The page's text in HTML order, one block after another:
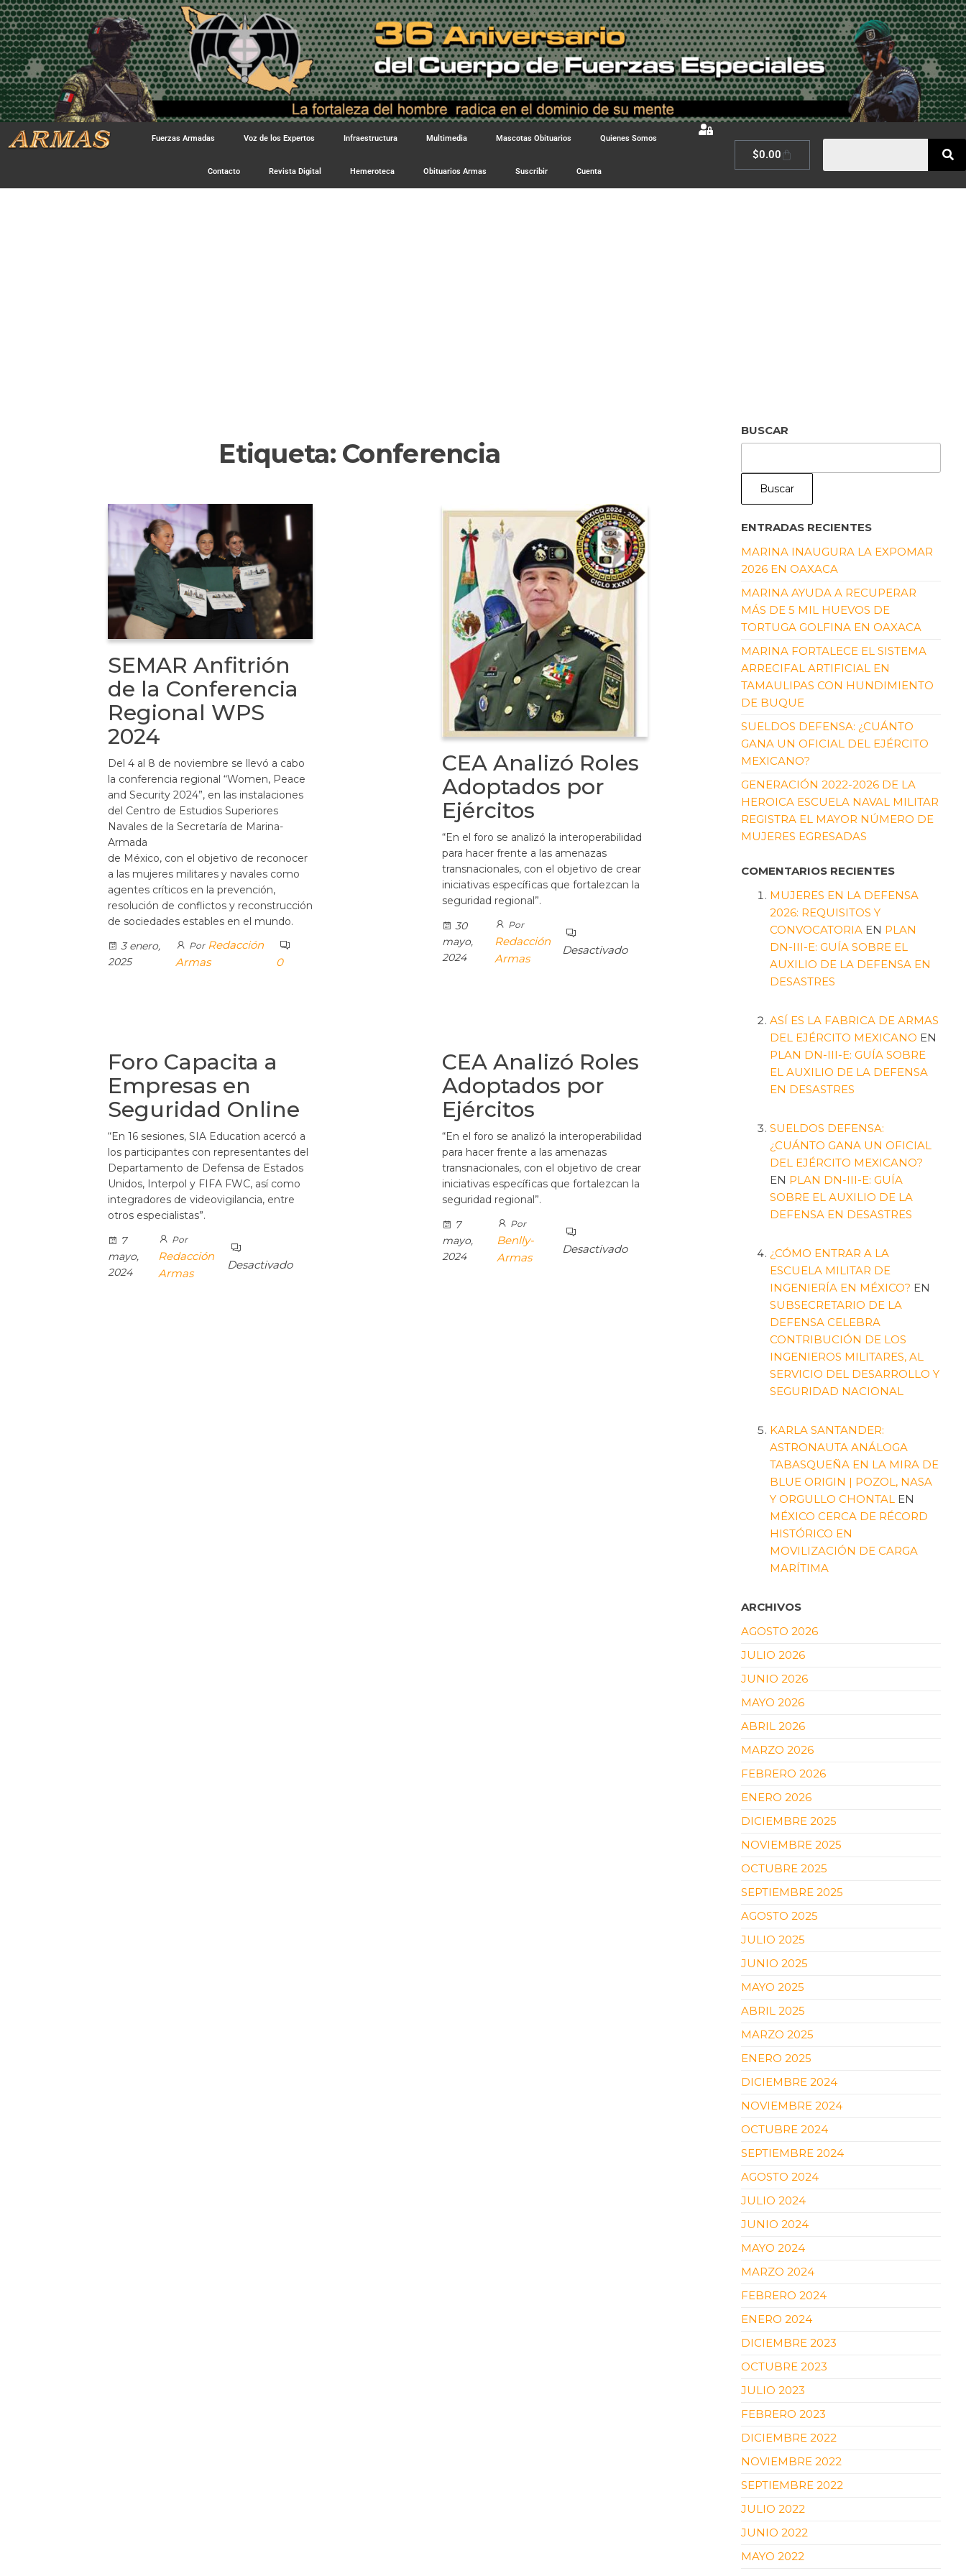
Fuerzas Armadas Voz de los Expertos Infraestructura Multimedia Mascotas Obituarios Quienes Somos
Contacto Revista Digital Hemeroteca Obituarios Armas Suscribir Cuenta
$0.00
Etiqueta: Conferencia
SEMAR Anfitrión
de la Conferencia
Regional WPS
2024
Del 4 al 8 de noviembre se llevó a cabo
la conferencia regional “Women, Peace
and Security 2024”, en las instalaciones
del Centro de Estudios Superiores
Navales de la Secretaría de Marina-
Armada
de México, con el objetivo de reconocer
a las mujeres militares y navales como
agentes críticos en la prevención,
resolución de conflictos y reconstrucción
de sociedades estables en el mundo.
3 enero,
2025
Por Redacción
Armas
0
CEA Analizó Roles
Adoptados por
Ejércitos
“En el foro se analizó la interoperabilidad
para hacer frente a las amenazas
transnacionales, con el objetivo de crear
iniciativas específicas que fortalezcan la
seguridad regional”.
30
mayo,
2024
Por
Redacción
Armas
Desactivado
Foro Capacita a
Empresas en
Seguridad Online
“En 16 sesiones, SIA Education acercó a
los participantes con representantes del
Departamento de Defensa de Estados
Unidos, Interpol y FIFA FWC, así como
integradores de videovigilancia, entre
otros especialistas”.
7
mayo,
2024
Por
Redacción
Armas
Desactivado
CEA Analizó Roles
Adoptados por
Ejércitos
“En el foro se analizó la interoperabilidad
para hacer frente a las amenazas
transnacionales, con el objetivo de crear
iniciativas específicas que fortalezcan la
seguridad regional”.
7
mayo,
2024
Por
Benlly-
Armas
Desactivado
BUSCAR
Buscar
ENTRADAS RECIENTES
MARINA INAUGURA LA EXPOMAR
2026 EN OAXACA
MARINA AYUDA A RECUPERAR
MÁS DE 5 MIL HUEVOS DE
TORTUGA GOLFINA EN OAXACA
MARINA FORTALECE EL SISTEMA
ARRECIFAL ARTIFICIAL EN
TAMAULIPAS CON HUNDIMIENTO
DE BUQUE
SUELDOS DEFENSA: ¿CUÁNTO
GANA UN OFICIAL DEL EJÉRCITO
MEXICANO?
GENERACIÓN 2022-2026 DE LA
HEROICA ESCUELA NAVAL MILITAR
REGISTRA EL MAYOR NÚMERO DE
MUJERES EGRESADAS
COMENTARIOS RECIENTES
MUJERES EN LA DEFENSA
2026: REQUISITOS Y
CONVOCATORIA EN PLAN
DN-III-E: GUÍA SOBRE EL
AUXILIO DE LA DEFENSA EN
DESASTRES
ASÍ ES LA FABRICA DE ARMAS
DEL EJÉRCITO MEXICANO EN
PLAN DN-III-E: GUÍA SOBRE
EL AUXILIO DE LA DEFENSA
EN DESASTRES
SUELDOS DEFENSA:
¿CUÁNTO GANA UN OFICIAL
DEL EJÉRCITO MEXICANO?
EN PLAN DN-III-E: GUÍA
SOBRE EL AUXILIO DE LA
DEFENSA EN DESASTRES
¿CÓMO ENTRAR A LA
ESCUELA MILITAR DE
INGENIERÍA EN MÉXICO? EN
SUBSECRETARIO DE LA
DEFENSA CELEBRA
CONTRIBUCIÓN DE LOS
INGENIEROS MILITARES, AL
SERVICIO DEL DESARROLLO Y
SEGURIDAD NACIONAL
KARLA SANTANDER:
ASTRONAUTA ANÁLOGA
TABASQUEÑA EN LA MIRA DE
BLUE ORIGIN | POZOL, NASA
Y ORGULLO CHONTAL EN
MÉXICO CERCA DE RÉCORD
HISTÓRICO EN
MOVILIZACIÓN DE CARGA
MARÍTIMA
ARCHIVOS
AGOSTO 2026
JULIO 2026
JUNIO 2026
MAYO 2026
ABRIL 2026
MARZO 2026
FEBRERO 2026
ENERO 2026
DICIEMBRE 2025
NOVIEMBRE 2025
OCTUBRE 2025
SEPTIEMBRE 2025
AGOSTO 2025
JULIO 2025
JUNIO 2025
MAYO 2025
ABRIL 2025
MARZO 2025
ENERO 2025
DICIEMBRE 2024
NOVIEMBRE 2024
OCTUBRE 2024
SEPTIEMBRE 2024
AGOSTO 2024
JULIO 2024
JUNIO 2024
MAYO 2024
MARZO 2024
FEBRERO 2024
ENERO 2024
DICIEMBRE 2023
OCTUBRE 2023
JULIO 2023
FEBRERO 2023
DICIEMBRE 2022
NOVIEMBRE 2022
SEPTIEMBRE 2022
JULIO 2022
JUNIO 2022
MAYO 2022